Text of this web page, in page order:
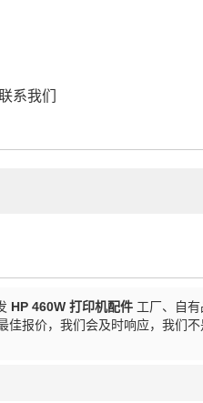
系我们
HP 460W 打印机配件 工厂、自
佳报价，我们会及时响应，我们